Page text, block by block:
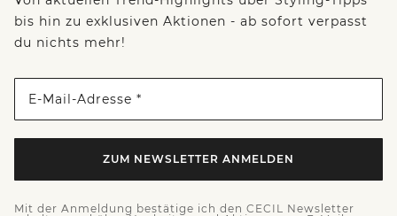
bis hin zu exklusiven Aktionen - ab sofort verpasst
du nichts mehr!
E-Mail-Adresse *
ZUM NEWSLETTER ANMELDEN
Mit der Anmeldung bestätige ich den CECIL Newsletter